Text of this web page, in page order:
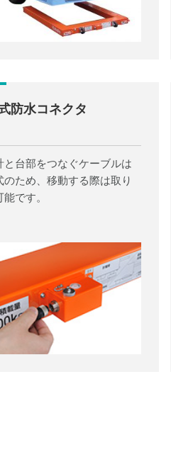
防水コネクタ
と台部をつなぐケーブルは
のため、移動する際は取り
です。